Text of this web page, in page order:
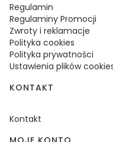
Regulamin
Regulaminy Promocji
Zwroty i reklamacje
Polityka cookies
Polityka prywatności
Ustawienia plików
KONTAKT
Kontakt